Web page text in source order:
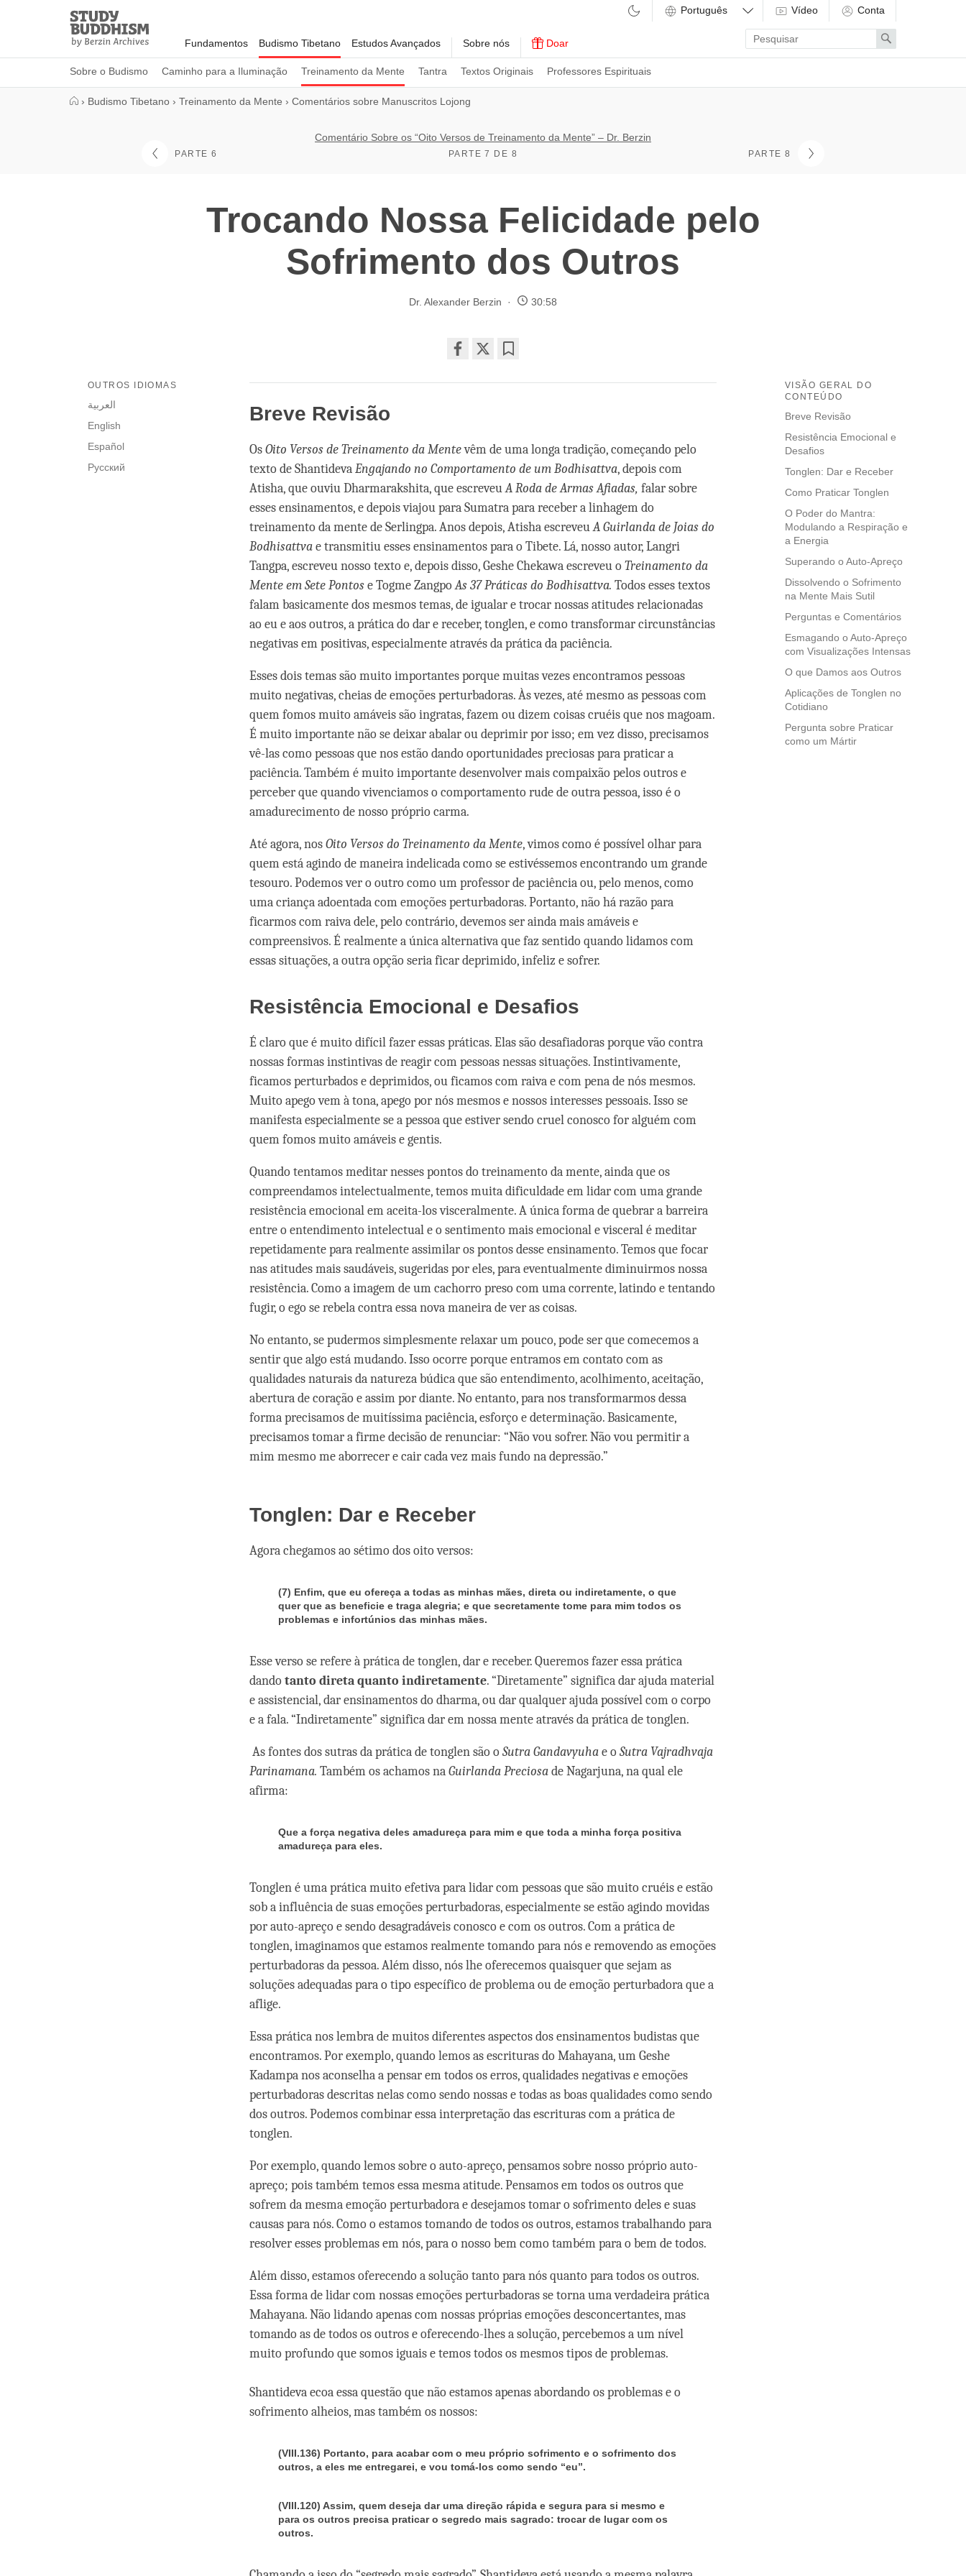
Study
Buddhism
Home
Fundamentos Budismo Tibetano
Sobre o Budismo Caminho para a Iluminação Treinamento da Mente Tantra Textos Originais Professores Espirituais
Estudos Avançados Sobre nós Doar
Vídeo Conta
Enter
search
term
Search
› Budismo Tibetano › Treinamento da Mente › Comentários sobre Manuscritos Lojong
PARTE 6
Comentário Sobre os “Oito Versos de Treinamento da Mente” – Dr. Berzin
PARTE 7 DE 8 PARTE 8
Trocando Nossa Felicidade pelo
Sofrimento dos Outros
Dr. Alexander Berzin 30:58
on
VISÃO GERAL DO
CONTEÚDO
Breve Revisão
Resistência Emocional e
Desafios
Tonglen: Dar e Receber
Como Praticar Tonglen
O Poder do Mantra:
Modulando a Respiração e
a Energia
Superando o Auto-Apreço
Dissolvendo o Sofrimento
na Mente Mais Sutil
Perguntas e Comentários
Esmagando o Auto-Apreço
com Visualizações Intensas
O que Damos aos Outros
Aplicações de Tonglen no
Cotidiano
Pergunta sobre Praticar
como um Mártir
OUTROS IDIOMAS
العربية
English
Español
Русский
Breve Revisão
OsOito Versos de Treinamento da Mentevêm de uma longa tradição, começando pelo
texto de ShantidevaEngajando no Comportamento de um Bodhisattva, depois com
Atisha, que ouviu Dharmarakshita, que escreveuA Roda de Armas Afiadas, falar sobre
esses ensinamentos, e depois viajou para Sumatra para receber a linhagem do
treinamento da mente de Serlingpa. Anos depois, Atisha escreveuA Guirlanda de Joias do
Bodhisattvae transmitiu esses ensinamentos para o Tibete. Lá, nosso autor, Langri
Tangpa, escreveu nosso texto e, depois disso, Geshe Chekawa escreveu oTreinamento da
Mente em Sete Pontose Togme ZangpoAs 37 Práticas do Bodhisattva. Todos esses textos
falam basicamente dos mesmos temas, de igualar e trocar nossas atitudes relacionadas
ao eu e aos outros, a prática do dar e receber, tonglen, e como transformar circunstâncias
negativas em positivas, especialmente através da prática da paciência.
Esses dois temas são muito importantes porque muitas vezes encontramos pessoas
muito negativas, cheias de emoções perturbadoras. Às vezes, até mesmo as pessoas com
quem fomos muito amáveis são ingratas, fazem ou dizem coisas cruéis que nos magoam.
É muito importante não se deixar abalar ou deprimir por isso; em vez disso, precisamos
vê-las como pessoas que nos estão dando oportunidades preciosas para praticar a
paciência. Também é muito importante desenvolver mais compaixão pelos outros e
perceber que quando vivenciamos o comportamento rude de outra pessoa, isso é o
amadurecimento de nosso próprio carma.
Até agora, nosOito Versos do Treinamento da Mente, vimos como é possível olhar para
quem está agindo de maneira indelicada como se estivéssemos encontrando um grande
tesouro. Podemos ver o outro como um professor de paciência ou, pelo menos, como
uma criança adoentada com emoções perturbadoras. Portanto, não há razão para
ficarmos com raiva dele, pelo contrário, devemos ser ainda mais amáveis e
compreensivos. É realmente a única alternativa que faz sentido quando lidamos com
essas situações, a outra opção seria ficar deprimido, infeliz e sofrer.
Resistência Emocional e Desafios
É claro que é muito difícil fazer essas práticas. Elas são desafiadoras porque vão contra
nossas formas instintivas de reagir com pessoas nessas situações. Instintivamente,
ficamos perturbados e deprimidos, ou ficamos com raiva e com pena de nós mesmos.
Muito apego vem à tona, apego por nós mesmos e nossos interesses pessoais. Isso se
manifesta especialmente se a pessoa que estiver sendo cruel conosco for alguém com
quem fomos muito amáveis e gentis.
Quando tentamos meditar nesses pontos do treinamento da mente, ainda que os
compreendamos intelectualmente, temos muita dificuldade em lidar com uma grande
resistência emocional em aceita-los visceralmente. A única forma de quebrar a barreira
entre o entendimento intelectual e o sentimento mais emocional e visceral é meditar
repetidamente para realmente assimilar os pontos desse ensinamento. Temos que focar
nas atitudes mais saudáveis, sugeridas por eles, para eventualmente diminuirmos nossa
resistência. Como a imagem de um cachorro preso com uma corrente, latindo e tentando
fugir, o ego se rebela contra essa nova maneira de ver as coisas.
No entanto, se pudermos simplesmente relaxar um pouco, pode ser que comecemos a
sentir que algo está mudando. Isso ocorre porque entramos em contato com as
qualidades naturais da natureza búdica que são entendimento, acolhimento, aceitação,
abertura de coração e assim por diante. No entanto, para nos transformarmos dessa
forma precisamos de muitíssima paciência, esforço e determinação. Basicamente,
precisamos tomar a firme decisão de renunciar: “Não vou sofrer. Não vou permitir a
mim mesmo me aborrecer e cair cada vez mais fundo na depressão.”
Tonglen: Dar e Receber
Agora chegamos ao sétimo dos oito versos:
(7) Enfim, que eu ofereça a todas as minhas mães, direta ou indiretamente, o que
quer que as beneficie e traga alegria; e que secretamente tome para mim todos os
problemas e infortúnios das minhas mães.
Esse verso se refere à prática de tonglen, dar e receber. Queremos fazer essa prática
dandotanto direta quanto indiretamente. “Diretamente” significa dar ajuda material
e assistencial, dar ensinamentos do dharma, ou dar qualquer ajuda possível com o corpo
e a fala. “Indiretamente” significa dar em nossa mente através da prática de tonglen.
As fontes dos sutras da prática de tonglen são oSutraGandavyuhae oSutra Vajradhvaja
Parinamana. Também os achamos naGuirlanda Preciosade Nagarjuna, na qual ele
afirma:
Que a força negativa deles amadureça para mim e que toda a minha força positiva
amadureça para eles.
Tonglen é uma prática muito efetiva para lidar com pessoas que são muito cruéis e estão
sob a influência de suas emoções perturbadoras, especialmente se estão agindo movidas
por auto-apreço e sendo desagradáveis conosco e com os outros. Com a prática de
tonglen, imaginamos que estamos realmente tomando para nós e removendo as emoções
perturbadoras da pessoa. Além disso, nós lhe oferecemos quaisquer que sejam as
soluções adequadas para o tipo específico de problema ou de emoção perturbadora que a
aflige.
Essa prática nos lembra de muitos diferentes aspectos dos ensinamentos budistas que
encontramos. Por exemplo, quando lemos as escrituras do Mahayana, um Geshe
Kadampa nos aconselha a pensar em todos os erros, qualidades negativas e emoções
perturbadoras descritas nelas como sendo nossas e todas as boas qualidades como sendo
dos outros. Podemos combinar essa interpretação das escrituras com a prática de
tonglen.
Por exemplo, quando lemos sobre o auto-apreço, pensamos sobre nosso próprio auto-
apreço; pois também temos essa mesma atitude. Pensamos em todos os outros que
sofrem da mesma emoção perturbadora e desejamos tomar o sofrimento deles e suas
causas para nós. Como o estamos tomando de todos os outros, estamos trabalhando para
resolver esses problemas em nós, para o nosso bem como também para o bem de todos.
Além disso, estamos oferecendo a solução tanto para nós quanto para todos os outros.
Essa forma de lidar com nossas emoções perturbadoras se torna uma verdadeira prática
Mahayana. Não lidando apenas com nossas próprias emoções desconcertantes, mas
tomando as de todos os outros e oferecendo-lhes a solução, percebemos a um nível
muito profundo que somos iguais e temos todos os mesmos tipos de problemas.
Shantideva ecoa essa questão que não estamos apenas abordando os problemas e o
sofrimento alheios, mas também os nossos:
(VIII.136) Portanto, para acabar com o meu próprio sofrimento e o sofrimento dos
outros, a eles me entregarei, e vou tomá-los como sendo “eu”.
(VIII.120) Assim, quem deseja dar uma direção rápida e segura para si mesmo e
para os outros precisa praticar o segredo mais sagrado: trocar de lugar com os
outros.